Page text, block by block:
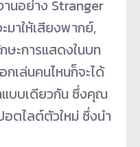
นอย่าง Stranger
มาให้เสียงพากย์,
ษะการแสดงในบท
เล่นคนไหนก็จะได้
แบบเดียวกัน ซึ่งคุณ
อตไลต์ตัวใหม่ ซึ่งนำ